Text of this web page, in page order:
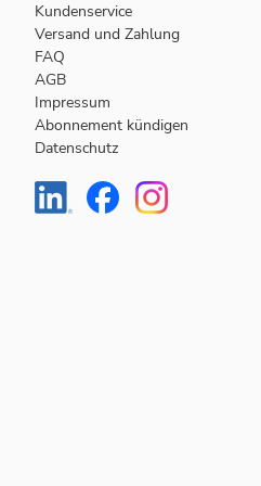
Kundenservice
Versand und Zahlung
FAQ
AGB
Impressum
Abonnement kündigen
Datenschutz